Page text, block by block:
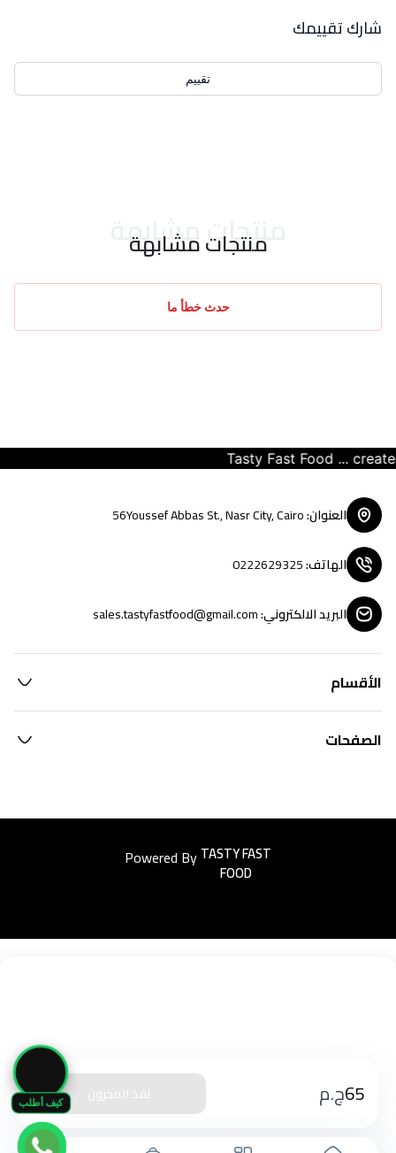
كيف أطلب
شارك تقييمك
تقييم
منتجات مشابهة
منتجات مشابهة
حدث خطأ ما
65ج.م نفذ المخزون
Tasty Fast Food ... create
العنوان:
56Youssef Abbas St., Nasr City, Cairo
الهاتف:
0222629325
البريد الالكتروني:
sales.tastyfastfood@gmail.com
الأقسام
الصفحات
Powered ByEasyorders